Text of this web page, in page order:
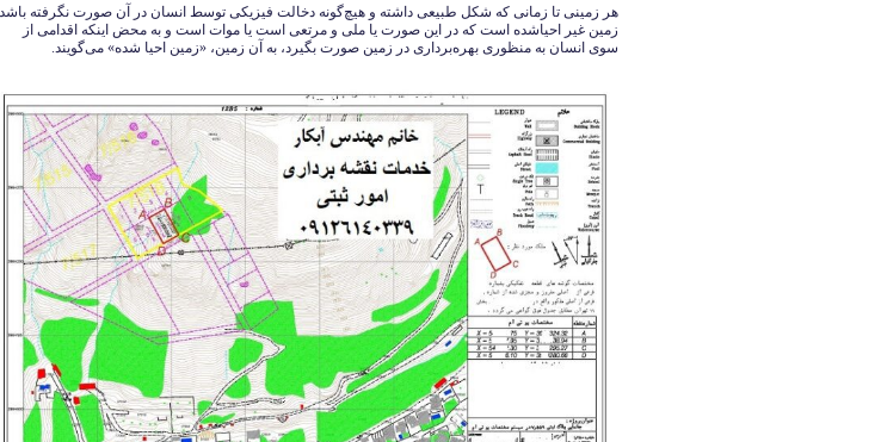
هر زمینی تا زمانی که شکل طبیعی داشته و هیچ‌گونه دخالت فیزیکی توسط انسان در آن صورت نگرفته باشد
زمین غیر احیاشده است که در این صورت یا ملی و مرتعی است یا موات است و به محض اینکه اقدامی از
سوی انسان به منظوری بهره‌برداری در زمین صورت بگیرد، به آن زمین، «زمین احیا شده» می‌گویند.